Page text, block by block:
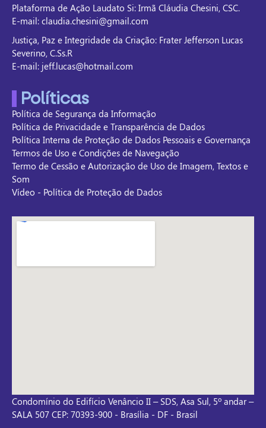
Plataforma de Ação Laudato Si: Irmã Cláudia Chesini, CSC.
E-mail: claudia.chesini@gmail.com
Justiça, Paz e Integridade da Criação: Frater Jefferson Lucas
Severino, C.Ss.R
E-mail: jeff.lucas@hotmail.com
Políticas
Política de Segurança da Informação
Política de Privacidade e Transparência de Dados
Política Interna de Proteção de Dados Pessoais e Governança
Termos de Uso e Condições de Navegação
Termo de Cessão e Autorização de Uso de Imagem, Textos e
Som
Vídeo - Política de Proteção de Dados
Condomínio do Edifício Venâncio II – SDS, Asa Sul, 5º andar –
SALA 507 CEP: 70393-900 - Brasília - DF - Brasil